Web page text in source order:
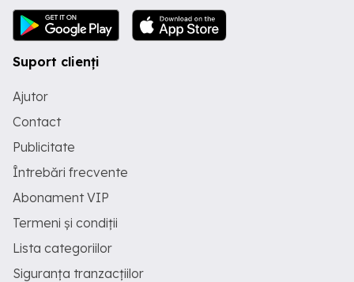
Suport clienți
Ajutor
Contact
Publicitate
Întrebări frecvente
Abonament VIP
Termeni și condiții
Lista categoriilor
Siguranța tranzacțiilor